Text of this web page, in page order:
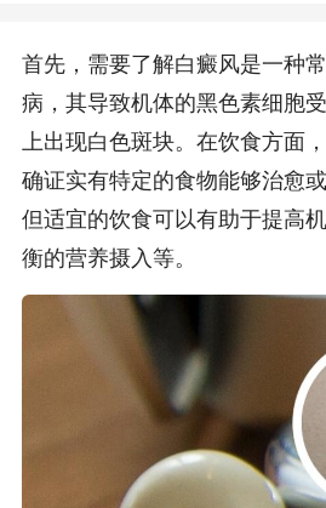
首先，需要了解白癜风是一种
病，其导致机体的黑色素细胞
上出现白色斑块。在饮食方面
确证实有特定的食物能够治愈
但适宜的饮食可以有助于提高
衡的营养摄入等。